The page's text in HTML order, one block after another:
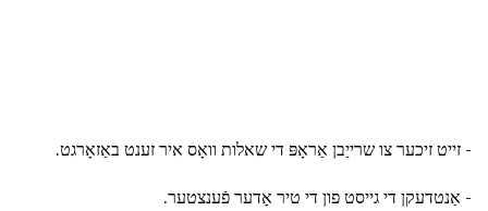
- זייט זיכער צו שרייַבן אַראָפּ די שאלות וואָס איר זענט באַזאָרגט.
- אַנטדעקן די גייסט פון די טיר אָדער פֿענצטער.